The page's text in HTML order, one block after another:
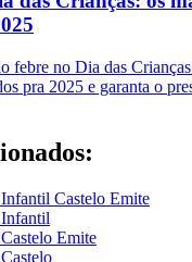
febre no Dia das
pra 2025 e garanta o
Castelo Emite
Infantil
Emite